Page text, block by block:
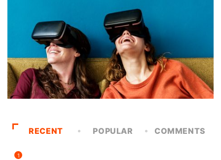
RECENT POPULAR COMMENTS
1